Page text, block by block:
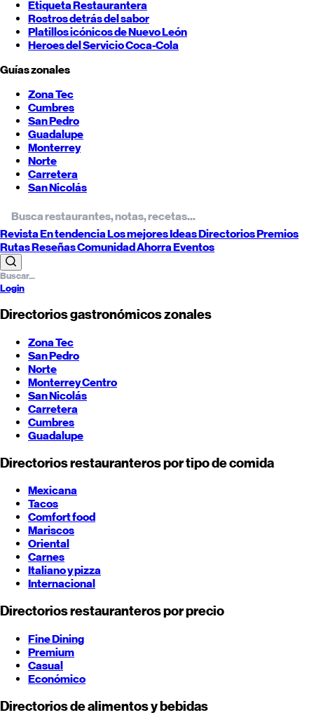
Etiqueta Restaurantera
Rostros detrás del sabor
Platillos icónicos deNuevo León
Heroes del Servicio Coca-Cola
Guías zonales
Zona Tec
Cumbres
San Pedro
Guadalupe
Monterrey
Norte
Carretera
San Nicolás
RevistaEn tendenciaLos mejoresIdeasDirectoriosPremios
RutasReseñasComunidadAhorraEventos
Login
Directorios gastronómicos zonales
Zona Tec
San Pedro
Norte
MonterreyCentro
San Nicolás
Carretera
Cumbres
Guadalupe
Directorios restauranteros por tipo de comida
Mexicana
Tacos
Comfort food
Mariscos
Oriental
Carnes
Italiano y pizza
Internacional
Directorios restauranteros por precio
Fine Dining
Premium
Casual
Económico
Directorios de alimentos y bebidas